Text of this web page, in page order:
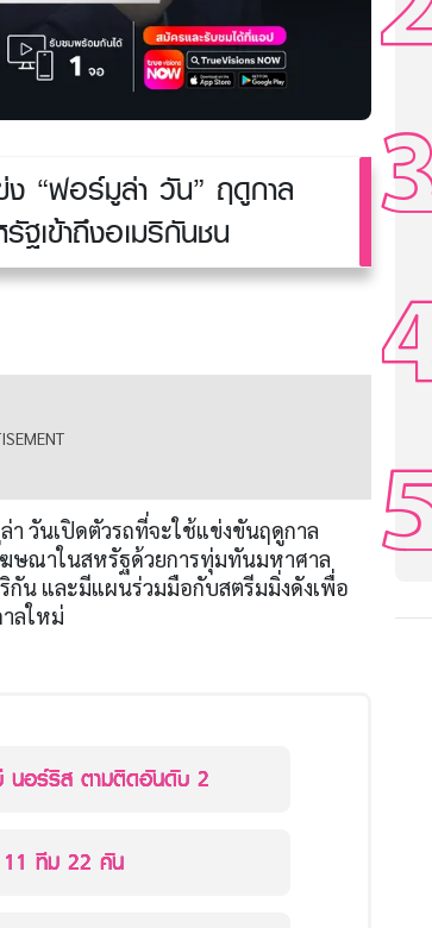
ง “ฟอร์มูล่า วัน” ฤดูกาล
เข้าถึงอเมริกันชน
วันเปิดตัวรถที่จะใช้แข่งขันฤดูกาล
ษณาในสหรัฐด้วยการทุ่มทันมหาศาล
กัน และมีแผนร่วมมือกับสตรีมมิ่งดังเพื่อ
ลใหม่
นอร์ริส ตามติดอันดับ 2
11 ทีม 22 คัน